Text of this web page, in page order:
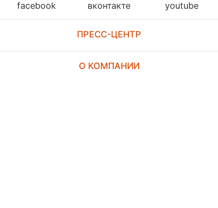
facebook вконтакте youtube
ПРЕСС-ЦЕНТР
О КОМПАНИИ